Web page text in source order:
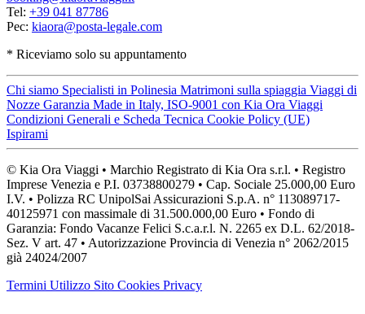
Tel: +39 041 87786
Pec: kiaora@posta-legale.com
* Riceviamo solo su appuntamento
Chi siamo Specialisti in Polinesia Matrimoni sulla spiaggia Viaggi di
Nozze Garanzia Made in Italy, ISO-9001 con Kia Ora Viaggi
Condizioni Generali e Scheda Tecnica Cookie Policy (UE)
Ispirami
© Kia Ora Viaggi • Marchio Registrato di Kia Ora s.r.l. • Registro
Imprese Venezia e P.I. 03738800279 • Cap. Sociale 25.000,00 Euro
I.V. • Polizza RC UnipolSai Assicurazioni S.p.A. n° 113089717-
40125971 con massimale di 31.500.000,00 Euro • Fondo di
Garanzia: Fondo Vacanze Felici S.c.a.r.l. N. 2265 ex D.L. 62/2018-
Sez. V art. 47 • Autorizzazione Provincia di Venezia n° 2062/2015
già 24024/2007
Termini Utilizzo Sito Cookies Privacy